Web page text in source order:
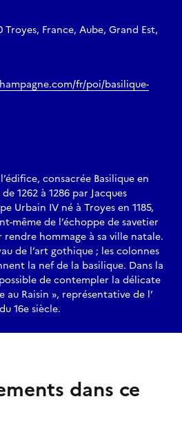
Troyes, France, Aube, Grand Est,
fr/poi/basilique-
consacrée Basilique en
1262 à 1286 par Jacques
Urbain IV né à Troyes en 1185,
même de l’échoppe de savetier
hommage à sa ville natale.
de l’art gothique ; les colonnes
la nef de la basilique. Dans la
de contempler la délicate
au Raisin », représentative de l’
16e siècle.
dans ce